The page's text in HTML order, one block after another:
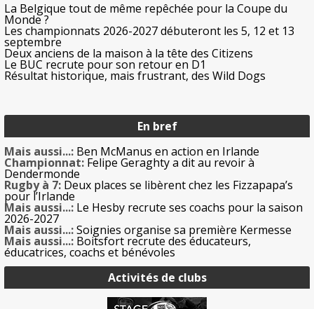
La Belgique tout de même repêchée pour la Coupe du
Monde ?
Les championnats 2026-2027 débuteront les 5, 12 et 13
septembre
Deux anciens de la maison à la tête des Citizens
Le BUC recrute pour son retour en D1
Résultat historique, mais frustrant, des Wild Dogs
En bref
Mais aussi...: Ben McManus en action en Irlande
Championnat: Felipe Geraghty a dit au revoir à
Dendermonde
Rugby à 7: Deux places se libèrent chez les Fizzapapa’s
pour l’Irlande
Mais aussi...: Le Hesby recrute ses coachs pour la saison
2026-2027
Mais aussi...:Soignies organise sa première Kermesse
Mais aussi...: Boitsfort recrute des éducateurs,
éducatrices, coachs et bénévoles
Activités de clubs